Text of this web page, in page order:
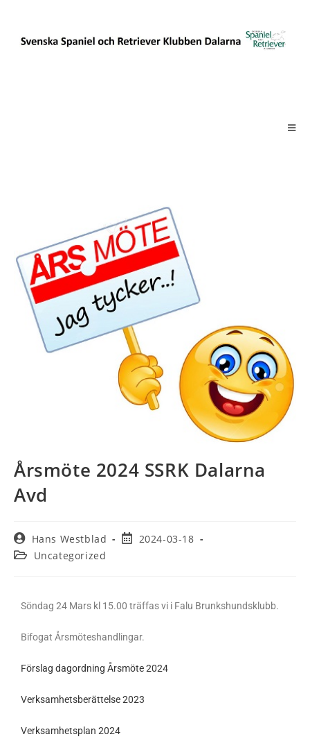
Årsmöte 2024 SSRK Dalarna
Avd
Hans Westblad
2024-03-18
Uncategorized
Söndag 24 Mars kl 15.00 träffas vi i Falu Brunkshundsklubb.
Bifogat Årsmöteshandlingar.
Förslag dagordning Årsmöte 2024
Verksamhetsberättelse 2023
Verksamhetsplan 2024